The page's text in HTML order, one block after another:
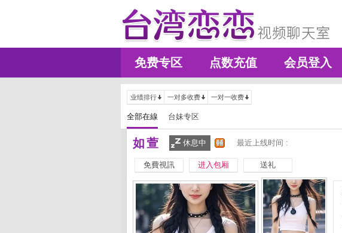
免费专区 点数充值 会员登入
业绩排行 一对多收费 一对一收费
全部在線 台妹专区
如萱 休息中 最近上线时间 :
免費視訊 进入包厢 送礼